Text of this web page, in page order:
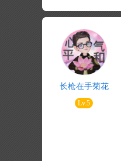
长枪在手菊花
Lv.5